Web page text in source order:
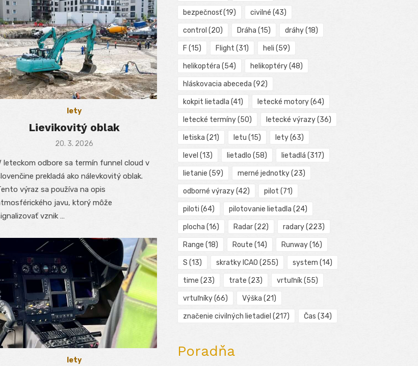
lety
Lievikovitý oblak
Posted
20. 3. 2026
leteckom odbore sa termín funnel cloud v
prekladá ako nálevkovitý oblak.
výraz sa používa na opis
javu, ktorý môže
vznik …
lety
bezpečnosť(19) civilné (43)
control (20) Dráha (15) dráhy(18)
F (15) Flight (31) heli (59)
helikoptéra (54) helikoptéry(48)
hláskovacia abeceda (92)
kokpit lietadla (41) letecké motory(64)
letecké termíny(50) letecké výrazy(36)
letiska (21) letu (15) lety(63)
level (13) lietadlo (58) lietadlá (317)
lietanie (59) merné jednotky(23)
odborné výrazy(42) pilot (71)
piloti (64) pilotovanie lietadla (24)
plocha (16) Radar(22) radary(223)
Range (18) Route (14) Runway(16)
S (13) skratky ICAO (255) system (14)
time (23) trate (23) vrtuľník(55)
vrtuľníky(66) Výška (21)
značenie civilných lietadiel (217) Čas (34)
Poradňa